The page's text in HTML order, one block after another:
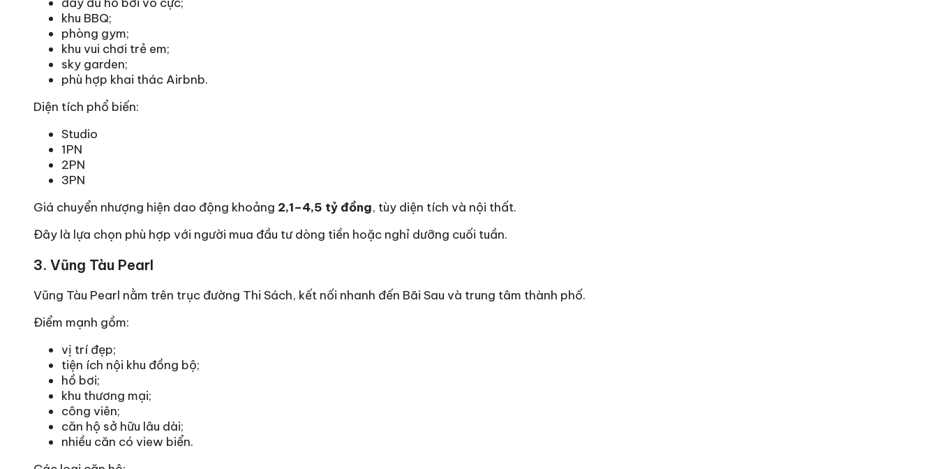
khu BBQ;
phòng gym;
khu vui chơi trẻ em;
sky garden;
phù hợp khai thác Airbnb.
Diện tích phổ biến:
Studio
1PN
2PN
3PN
Giá chuyển nhượng hiện dao động khoảng 2,1–4,5 tỷ đồng, tùy diện tích và nội thất.
Đây là lựa chọn phù hợp với người mua đầu tư dòng tiền hoặc nghỉ dưỡng cuối tuần.
3. Vũng Tàu Pearl
Vũng Tàu Pearl nằm trên trục đường Thi Sách, kết nối nhanh đến Bãi Sau và trung tâm thành phố.
Điểm mạnh gồm:
vị trí đẹp;
tiện ích nội khu đồng bộ;
hồ bơi;
khu thương mại;
công viên;
căn hộ sở hữu lâu dài;
nhiều căn có view biển.